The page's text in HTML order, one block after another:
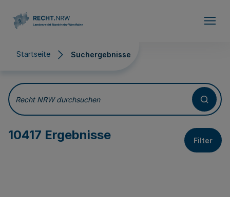
Startseite Suchergebnisse
Suchergebnisse
Recht NRW durchsuchen
10417 Ergebnisse Filter